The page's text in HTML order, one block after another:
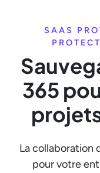
SAAS
365
La collaboration
pour votre